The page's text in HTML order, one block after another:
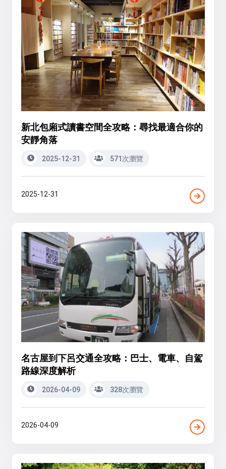
新北包廂式讀書空間全攻略：尋找最適合你的
安靜角落
2025-12-31 571次瀏覽
2025-12-31
名古屋到下呂交通全攻略：巴士、電車、自駕
路線深度解析
2026-04-09 328次瀏覽
2026-04-09